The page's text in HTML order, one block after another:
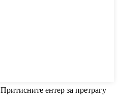
Притисните ентер за претрагу